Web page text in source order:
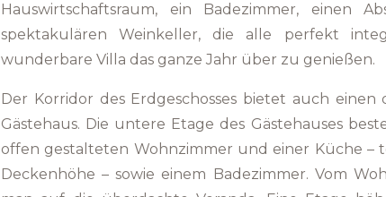
Hauswirtschaftsraum, ein Badezimmer, einen
spektakulären Weinkeller, die alle perfekt
wunderbare Villa das ganze Jahr über zu genießen.
Der Korridor des Erdgeschosses bietet auch
Gästehaus. Die untere Etage des Gästehauses
offen gestalteten Wohnzimmer und einer Küche –
Deckenhöhe – sowie einem Badezimmer. Vom